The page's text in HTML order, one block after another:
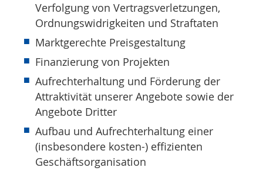
Verfolgung von Vertragsverletzungen,
Ordnungswidrigkeiten und Straftaten
Marktgerechte Preisgestaltung
Finanzierung von Projekten
Aufrechterhaltung und Förderung der
Attraktivität unserer Angebote sowie der
Angebote Dritter
Aufbau und Aufrechterhaltung einer
(insbesondere kosten-) effizienten
Geschäftsorganisation